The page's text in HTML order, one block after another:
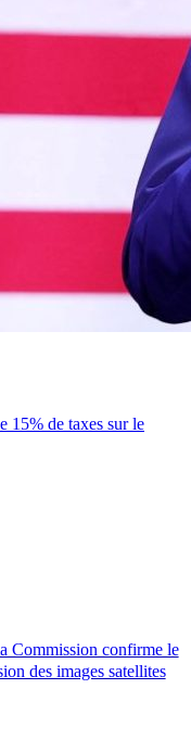
15% de taxes sur le
Commission confirme le
des images satellites